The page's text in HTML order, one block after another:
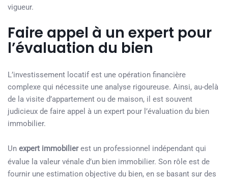
vigueur.
Faire appel à un expert pour
l’évaluation du bien
L’investissement locatif est une opération financière
complexe qui nécessite une analyse rigoureuse. Ainsi, au-delà
de la visite d’appartement ou de maison, il est souvent
judicieux de faire appel à un expert pour l’évaluation du bien
immobilier.
Un expert immobilierest un professionnel indépendant qui
évalue la valeur vénale d’un bien immobilier. Son rôle est de
fournir une estimation objective du bien, en se basant sur des